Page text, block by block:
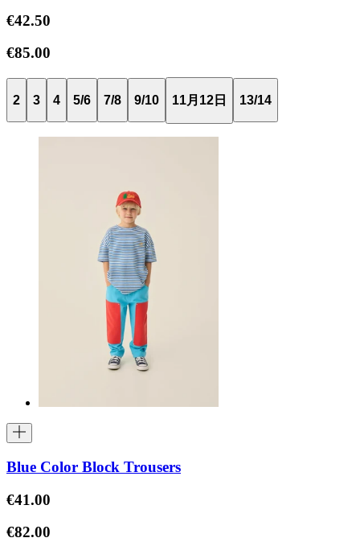
€42.50
€85.00
2 3 4 5/6 7/8 9/10 11月12日 13/14
Blue Color Block Trousers
€41.00
€82.00